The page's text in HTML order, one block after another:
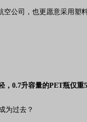
空公司，也更愿意采用塑
0.7升容量的PET瓶仅重